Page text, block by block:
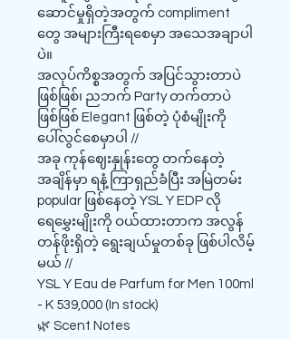
ဆောင်မှုရှိတဲ့အတွက် compliment
တွေ အများကြီးရစေမှာ အသေအချာပါ
ပဲ။
အလုပ်ကိစ္စအတွက် အပြင်သွားတာပဲ
ဖြစ်ဖြစ်၊ ညဘက် Party တက်တာပဲ
ဖြစ်ဖြစ် Elegant ဖြစ်တဲ့ ပုံစံမျိုးကို
ပေါ်လွင်စေမှာပါ //
အခု ကုန်ဈေးနှုန်းတွေ တက်နေတဲ့
အချိန်မှာ ရနံ့ကြာရှည်ခံပြီး အမြဲတမ်း
popular ဖြစ်နေတဲ့ YSL Y EDP လို
ရေမွှေးမျိုးကို ဝယ်ထားတာက အလွန်
တန်ဖိုးရှိတဲ့ ရွေးချယ်မှုတစ်ခု ဖြစ်ပါလိမ့်
မယ် //
YSL Y Eau de Parfum for Men 100ml
- K 539,000 (In stock)
🌿 Scent Notes